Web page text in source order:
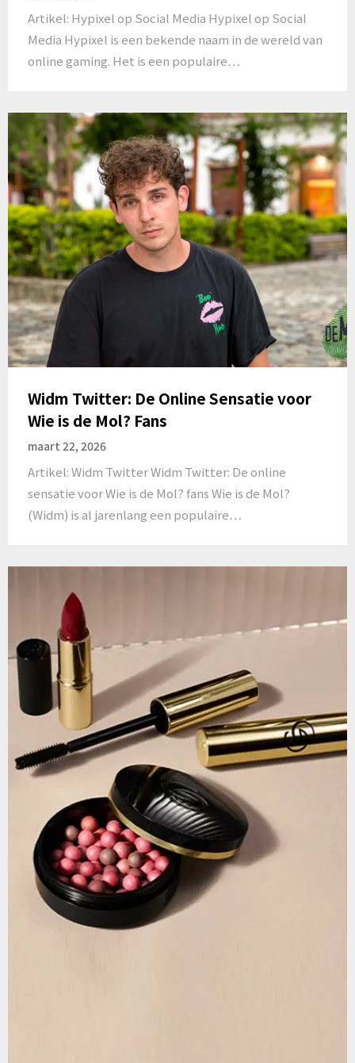
Artikel: Hypixel op Social Media Hypixel op Social
Media Hypixel is een bekende naam in de wereld van
online gaming. Het is een populaire…
Widm Twitter: De Online Sensatie voor
Wie is de Mol? Fans
maart 22, 2026
Artikel: Widm Twitter Widm Twitter: De online
sensatie voor Wie is de Mol? fans Wie is de Mol?
(Widm) is al jarenlang een populaire…